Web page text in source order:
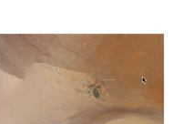
audiovisueel materiaal,
videomateriaal,
beeldmateriaal,
audiomateriaal,
interactieve les,
archiefbeelden,
archiefmateriaal, media